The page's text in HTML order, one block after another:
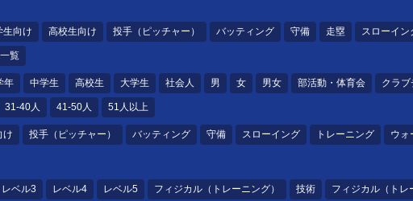
生向け 高校生向け 投手（ピッチャー） バッティング 守備 走塁 スローイン
覧
年 中学生 高校生 大学生 社会人 男 女 男女 部活動・体育会 クラブ
31-40人 41-50人 51人以上
け 投手（ピッチャー） バッティング 守備 スローイング トレーニング ウォ
レベル3 レベル4 レベル5 フィジカル（トレーニング） 技術 フィジカル（トレ